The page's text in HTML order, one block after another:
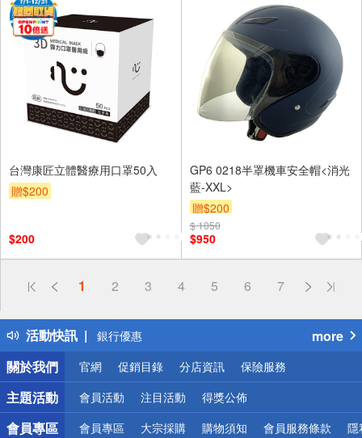
台灣康匠立體醫療用口罩50入
贈$200
$200
GP6 0218半罩機車安全帽<消光
藍-XXL>
贈$200
$ 1050
$950
1 2 3 4 5 6 7
活動快訊
詐騙網頁！請小心！
熱門話題
銀行優惠
偏遠地區配送
詐騙網頁！請小心！
more
關於我們
官網 促銷目錄 分店資訊 保險服務
主題活動 會員活動 注目活動 得獎公佈
會員專區 會員專區 大宗採購 購物須知 會員服務條款 隱